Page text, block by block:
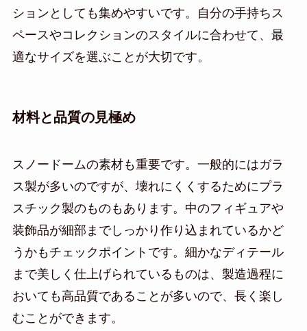
ションとしても集めやすいです。自分の手持ちス
ペースやコレクションのスタイルに合わせて、最
適なサイズを選ぶことが大切です。
材料と品質の見極め
スノードームの素材も重要です。一般的にはガラ
ス製が多いのですが、壊れにくくするためにプラ
スチック製のものもあります。中のフィギュアや
装飾品が細部までしっかり作り込まれているかど
うかもチェックポイントです。細かなディテール
まで美しく仕上げられているものは、製造過程に
おいても高品質であることが多いので、長く楽し
むことができます。